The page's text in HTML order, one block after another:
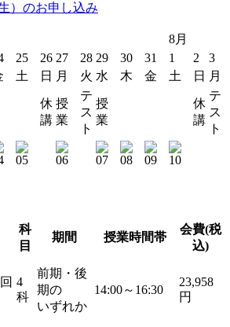
）のお申し込み
8月
25 26 27 28 29 30 31 1 2
3
土 日 月 火 水 木 金 土 日 月
休
講
授
業
テ
ス
ト
授
業
休
講
テ
ス
ト
科
目
期間 授業時間帯
会費(税
込)
4
科
前期・後
期の
いずれか
14:00～16:30
23,958
円